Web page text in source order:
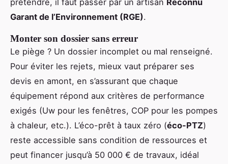
prétendre, il faut passer par un artisan Reconnu
Garant de l’Environnement (RGE).
Monter son dossier sans erreur
Le piège ? Un dossier incomplet ou mal renseigné.
Pour éviter les rejets, mieux vaut préparer ses
devis en amont, en s’assurant que chaque
équipement répond aux critères de performance
exigés (Uw pour les fenêtres, COP pour les pompes
à chaleur, etc.). L’éco-prêt à taux zéro (éco-PTZ)
reste accessible sans condition de ressources et
peut financer jusqu’à 50 000 € de travaux, idéal